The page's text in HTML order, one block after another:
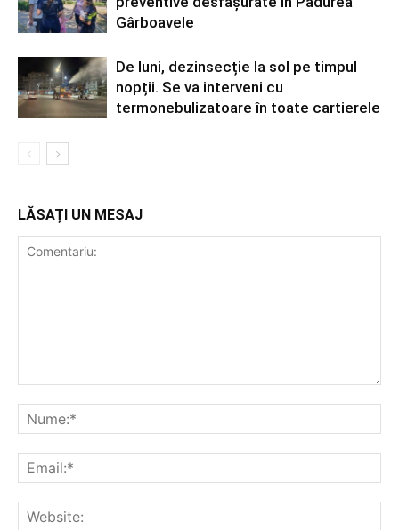
Gârboavele
De luni, dezinsecție la sol pe timpul
nopții. Se va interveni cu
termonebulizatoare în toate cartierele
LĂSAȚI UN MESAJ